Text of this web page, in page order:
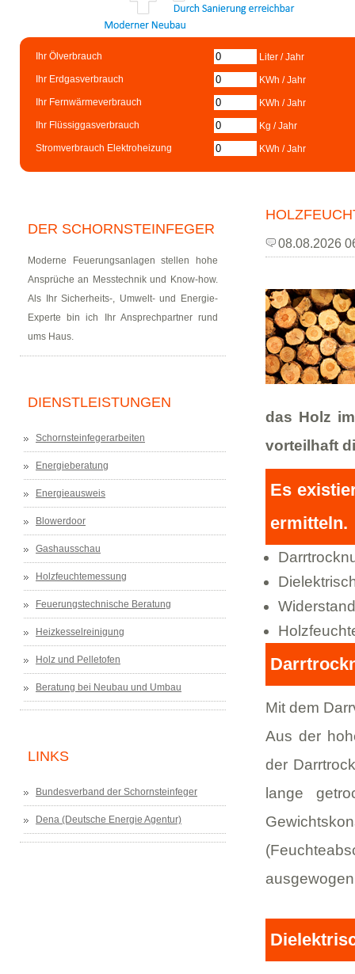
Ihr Ölverbrauch
Liter / Jahr
Ihr Erdgasverbrauch
KWh / Jahr
Ihr Fernwärmeverbrauch
KWh / Jahr
Ihr Flüssiggasverbrauch
Kg / Jahr
Stromverbrauch Elektroheizung
KWh / Jahr
08.08.2026
das Holz
vorteilhaft
Es
ermitteln.
Mit dem
Aus der
der
lange
DER SCHORNSTEINFEGER
Moderne Feuerungsanlagen stellen hohe
Ansprüche an Messtechnik und Know-how.
Als Ihr Sicherheits-, Umwelt- und Energie-
Experte bin ich Ihr Ansprechpartner rund
ums Haus.
DIENSTLEISTUNGEN
Schornsteinfegerarbeiten
Energieberatung
Energieausweis
Blowerdoor
Gashausschau
Holzfeuchtemessung
Feuerungstechnische Beratung
Heizkesselreinigung
Holz und Pelletofen
Beratung bei Neubau und Umbau
LINKS
Bundesverband der Schornsteinfeger
Dena (Deutsche Energie Agentur)